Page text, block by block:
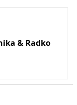
& Radko